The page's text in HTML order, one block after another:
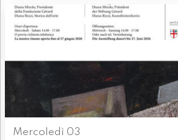
Mercoledì 03